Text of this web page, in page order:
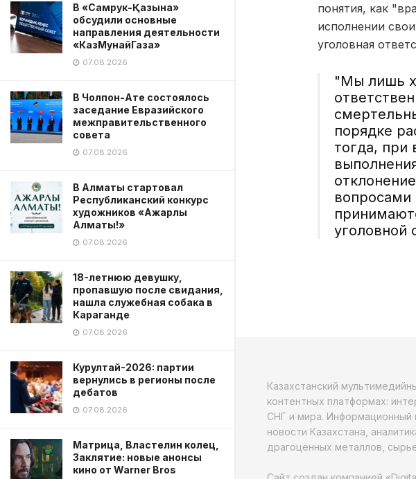
В «Самрук-Қазына»
обсудили основные
направления деятельности
«КазМунайГаза»
07.08.2026
В Чолпон-Ате состоялось
заседание Евразийского
межправительственного
совета
07.08.2026
В Алматы стартовал
Республиканский конкурс
художников «Ажарлы
Алматы!»
07.08.2026
18-летнюю девушку,
пропавшую после свидания,
нашла служебная собака в
Караганде
07.08.2026
Курултай-2026: партии
вернулись в регионы после
дебатов
07.08.2026
Матрица, Властелин колец,
Заклятие: новые анонсы
кино от Warner Bros
понятия, как
исполнении
уголовная
"Мы лишь
порядке
тогда, при
уголовной
Казахстанский
контентных платформах:
СНГ и мира. Информационный
новости Казахстана,
драгоценных металлов,